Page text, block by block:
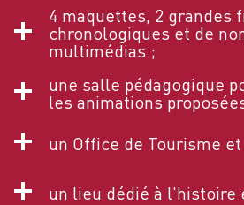
4 maquettes, 2 grandes
chronologiques et de
multimédias ;
une salle pédagogique
les animations
un Office de Tourisme
un lieu dédié à l'histoire